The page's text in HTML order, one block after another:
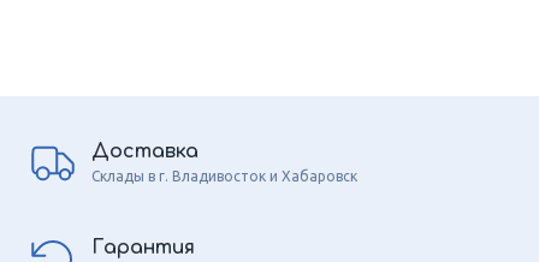
Доставка
Склады в г. Владивосток и Хабаровск
Гарантия